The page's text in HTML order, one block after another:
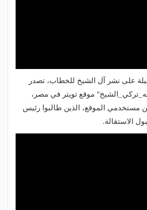
على نشر آل الشيخ للخطاب، تصدر
موقع تويتر في مصر،
مستخدمي الموقع، الذين طالبوا رئيس
الاستقالة.